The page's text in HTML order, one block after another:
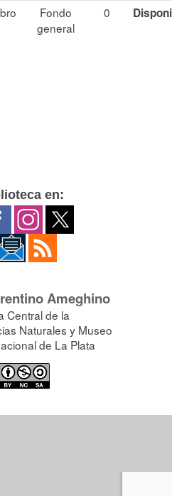
Fondo
general
0
en:
Ameghino
Central de la
Naturales y Museo
de La Plata